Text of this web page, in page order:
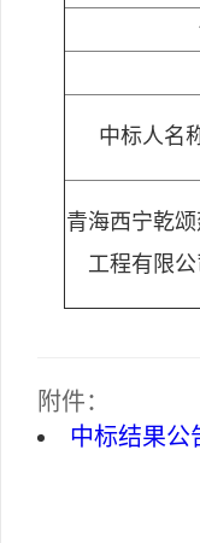
中标人名
青海西宁乾
工程有限公
附件：
中标结果公